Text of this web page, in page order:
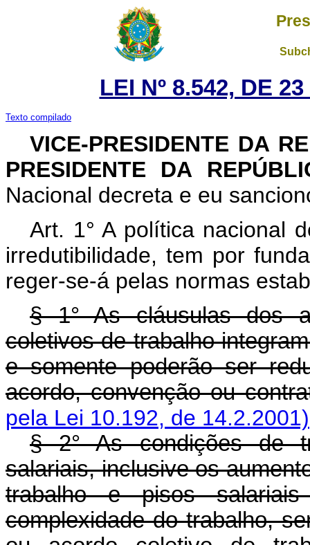
LEI Nº 8.542, DE
Texto compilado
VICE-PRESIDENTE DA
PRESIDENTE DA
Nacional decreta e eu
Art. 1° A política nacional
irredutibilidade, tem por
reger-se-á pelas normas
§ 1° As cláusulas dos
coletivos de trabalho
e somente poderão ser
acordo, convenção ou
pela Lei 10.192, de 14.2.2001)
§ 2° As condições de
salariais, inclusive os
trabalho e pisos
complexidade do trabalho,